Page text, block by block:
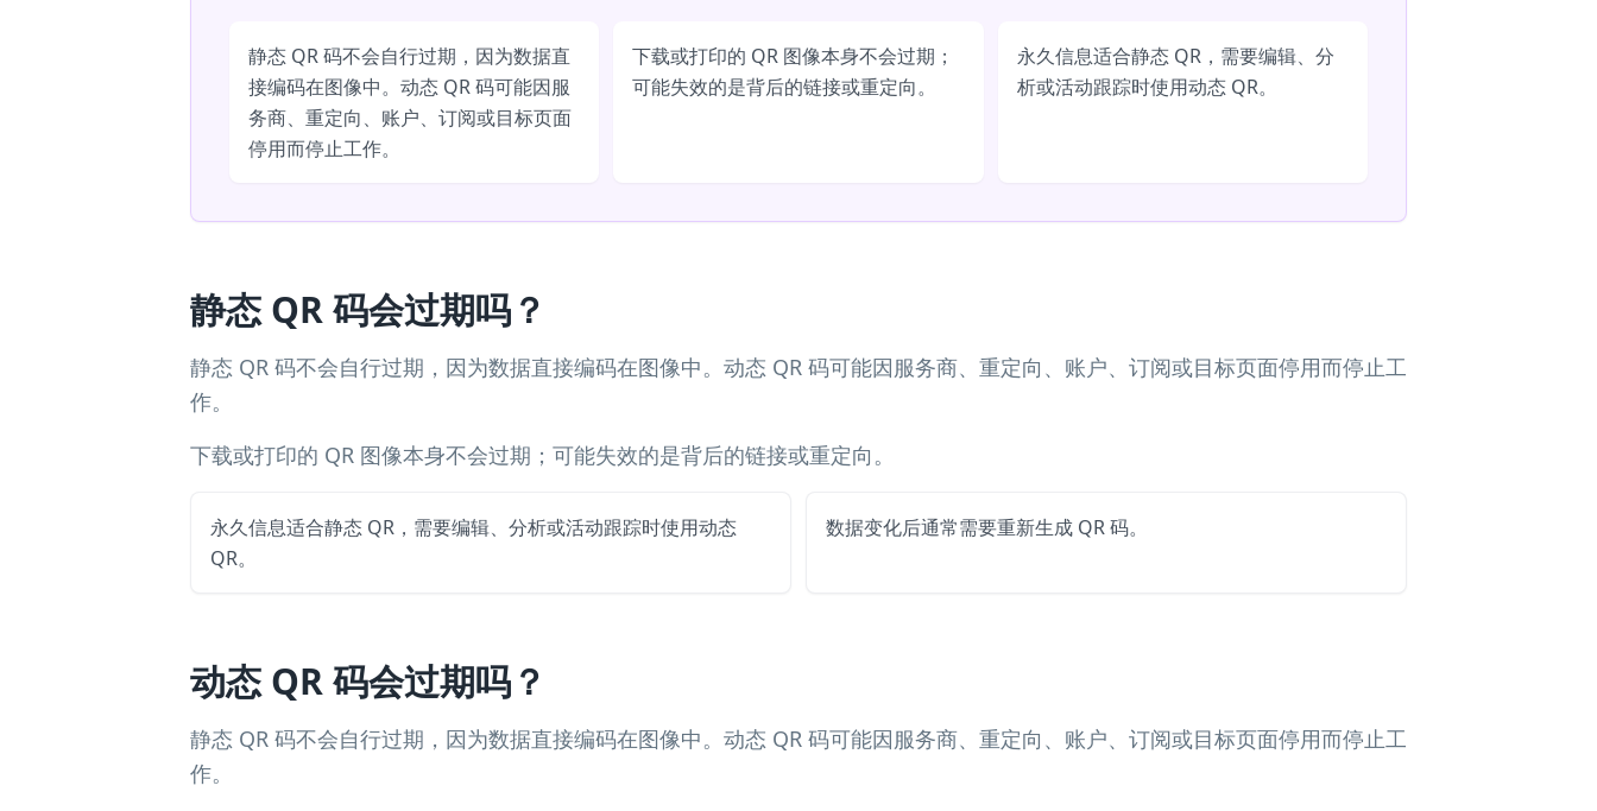
静态 QR 码不会自行过期，因为数据直
接编码在图像中。动态 QR 码可能因服
务商、重定向、账户、订阅或目标页面
停用而停止工作。
下载或打印的 QR 图像本身不会过期；
可能失效的是背后的链接或重定向。
永久信息适合静态 QR，需要编辑、分
析或活动跟踪时使用动态 QR。
静态 QR 码会过期吗？
静态 QR 码不会自行过期，因为数据直接编码在图像中。动态 QR 码可能因服务商、重定向、账户、订阅或目标页面停用而停止工
作。
下载或打印的 QR 图像本身不会过期；可能失效的是背后的链接或重定向。
永久信息适合静态 QR，需要编辑、分析或活动跟踪时使用动态
QR。
数据变化后通常需要重新生成 QR 码。
动态 QR 码会过期吗？
静态 QR 码不会自行过期，因为数据直接编码在图像中。动态 QR 码可能因服务商、重定向、账户、订阅或目标页面停用而停止工
作。